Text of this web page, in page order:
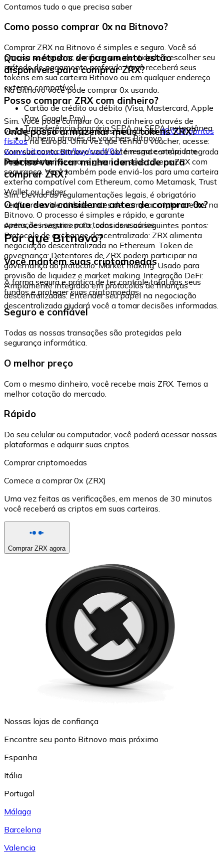
Contamos tudo o que precisa saber
Como posso comprar 0x na Bitnovo?
Comprar ZRX na Bitnovo é simples e seguro. Você só
precisa se registrar, verificar sua identidade e escolher seu
método de pagamento preferido. Você receberá seus
tokens em sua carteira Bitnovo ou em qualquer endereço
externo compatível.
Quais métodos de pagamento estão
disponíveis para comprar ZRX?
Na Bitnovo você pode comprar 0x usando:
Cartão de crédito ou débito (Visa, Mastercard, Apple
Pay, Google Pay)
Transferência bancária SEPA ou SEPA Instantânea
Dinheiro através de vouchers Bitnovo
Posso comprar ZRX com dinheiro?
Sim. Você pode comprar 0x com dinheiro através de
vouchers Bitnovo, disponíveis em mais de40.000 pontos
físicosna Europa. Uma vez que tenha o voucher, acesse:
www.bitnovo.com/buy/cash/0x/e resgate-o rápida e
seguramente.
Onde posso armazenar meus tokens ZRX?
Com sua conta Bitnovo você obtém uma carteira integrada
onde pode armazenar e gerenciar seus tokens ZRX com
segurança. Você também pode enviá-los para uma carteira
externa compatível com Ethereum, como Metamask, Trust
Wallet ou Ledger.
Preciso verificar minha identidade para
comprar ZRX?
Sim. Devido às regulamentações legais, é obrigatório
verificar sua identidade antes de comprar criptomoedas na
Bitnovo. O processo é simples e rápido, e garante
operações seguras para todos os usuários.
O que devo considerar antes de comprar 0x?
Antes de investir em 0x, considere os seguintes pontos:
Protocolo de exchange descentralizado: ZRX alimenta
negociação descentralizada no Ethereum. Token de
governança: Detentores de ZRX podem participar na
governança do protocolo. Market making: Usado para
provisão de liquidez e market making. Integração DeFi:
Amplamente integrado em protocolos de finanças
descentralizadas. Entender seu papel na negociação
descentralizada ajudará você a tomar decisões informadas.
Por que Bitnovo?
Você mantém suas criptomoedas
A forma segura e prática de ter controle total dos seus
fundos e proteger suas criptomoedas.
Seguro e confiável
Todas as nossas transações são protegidas pela
segurança informática.
O melhor preço
Com o mesmo dinheiro, você recebe mais ZRX. Temos a
melhor cotação do mercado.
Rápido
Do seu celular ou computador, você poderá acessar nossas
plataformas e adquirir suas criptos.
Comprar criptomoedas
Comece a comprar 0x (ZRX)
Uma vez feitas as verificações, em menos de 30 minutos
você receberá as criptos em suas carteiras.
Comprar ZRX agora
Nossas lojas de confiança
Encontre seu ponto Bitnovo mais próximo
Espanha
Itália
Portugal
Málaga
Barcelona
Valencia